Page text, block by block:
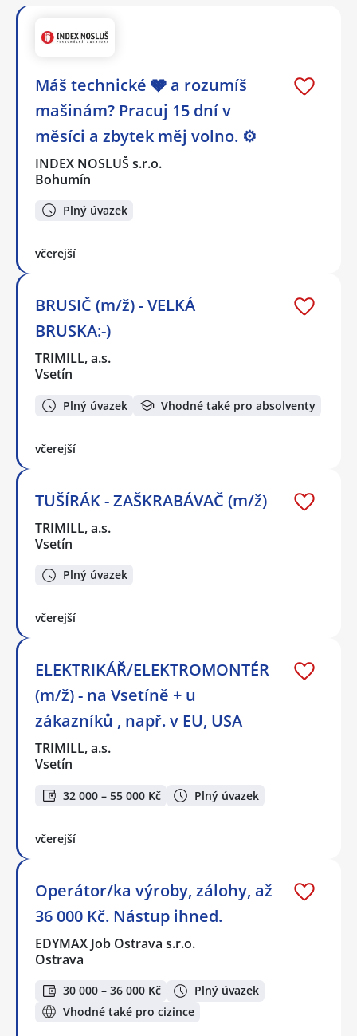
Máš technické 🩶 a rozumíš
mašinám? Pracuj 15 dní v
měsíci a zbytek měj volno. ⚙
INDEX NOSLUŠ s.r.o.
Bohumín
Plný úvazek
včerejší
BRUSIČ (m/ž) - VELKÁ
BRUSKA:-)
TRIMILL, a.s.
Vsetín
Plný úvazek Vhodné také pro absolventy
včerejší
TUŠÍRÁK - ZAŠKRABÁVAČ (m/ž)
TRIMILL, a.s.
Vsetín
Plný úvazek
včerejší
ELEKTRIKÁŘ/ELEKTROMONTÉR
(m/ž) - na Vsetíně + u
zákazníků , např. v EU, USA
TRIMILL, a.s.
Vsetín
32 000 – 55 000 Kč Plný úvazek
včerejší
Operátor/ka výroby, zálohy, až
36 000 Kč. Nástup ihned.
EDYMAX Job Ostrava s.r.o.
Ostrava
30 000 – 36 000 Kč
Plný úvazek
Vhodné také pro cizince